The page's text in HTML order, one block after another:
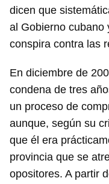
dicen que
al Gobierno cubano
conspira contra las
En diciembre de
condena de tres
un proceso de
aunque, según su
que él era
provincia que se
opositores. A partir